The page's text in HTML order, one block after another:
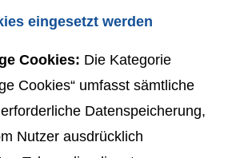
eingesetzt werden
Cookies: Die Kategorie
Cookies“ umfasst sämtliche
Datenspeicherung,
Nutzer ausdrücklich